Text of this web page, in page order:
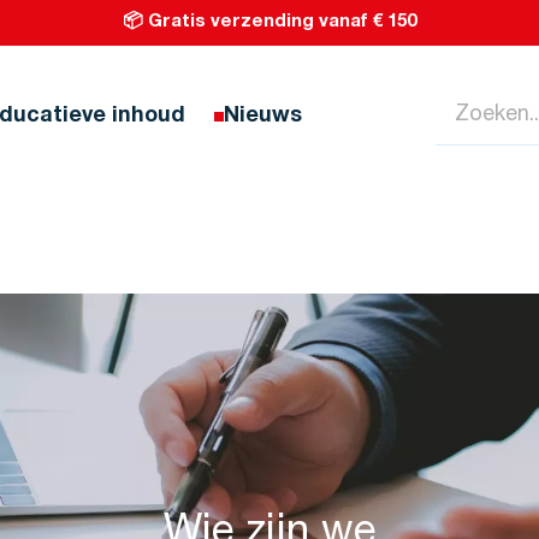
📦 Gratis verzending vanaf € 150
inhoud Nieuws